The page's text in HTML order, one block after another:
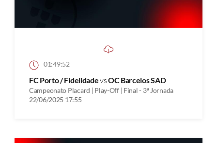
01:49:52
FC Porto / FidelidadevsOC Barcelos SAD
Campeonato Placard | Play-Off | Final - 3ª Jornada
22/06/2025 17:55